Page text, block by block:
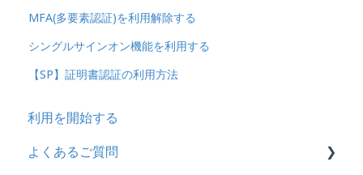
MFA(多要素認証)を利用解除する
シングルサインオン機能を利用する
【SP】証明書認証の利用方法
利用を開始する
よくあるご質問